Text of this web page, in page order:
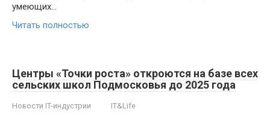
умеющих…
Читать полностью
Центры «Точки роста» откроются на базе всех
сельских школ Подмосковья до 2025 года
Новости IT-индустрии IT&Life